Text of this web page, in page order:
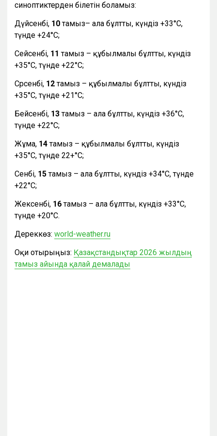
синоптиктерден білетін боламыз:
Дүйсенбі, 10тамыз– ала бұлтты, күндіз +33°С,
түнде +24°С;
Сейсенбі, 11тамыз – құбылмалы бұлтты, күндіз
+35°С, түнде +22°С;
Сәрсенбі, 12тамыз – құбылмалы бұлтты, күндіз
+35°С, түнде +21°С;
Бейсенбі, 13тамыз – ала бұлтты, күндіз +36°С,
түнде +22°С;
Жұма, 14тамыз – құбылмалы бұлтты, күндіз
+35°С, түнде 22+°С;
Сенбі, 15тамыз – ала бұлтты, күндіз +34°С, түнде
+22°С;
Жексенбі, 16тамыз – ала бұлтты, күндіз +33°С,
түнде +20°С.
Дереккөз: world-weather.ru
Оқи отырыңыз: Қазақстандықтар 2026 жылдың
тамыз айында қалай демалады